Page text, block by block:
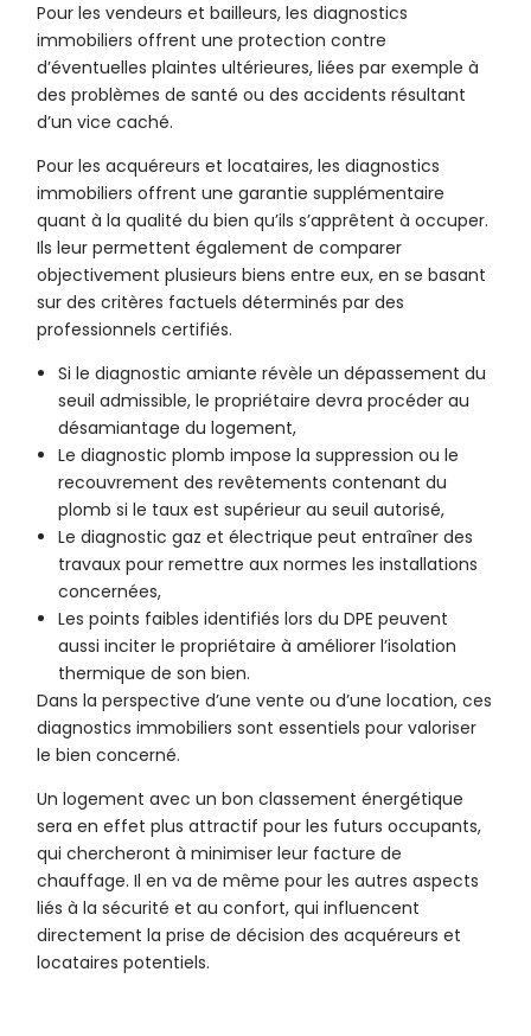
Pour les vendeurs et bailleurs, les diagnostics
immobiliers offrent une protection contre
d’éventuelles plaintes ultérieures, liées par exemple à
des problèmes de santé ou des accidents résultant
d’un vice caché.
Pour les acquéreurs et locataires, les diagnostics
immobiliers offrent une garantie supplémentaire
quant à la qualité du bien qu’ils s’apprêtent à occuper.
Ils leur permettent également de comparer
objectivement plusieurs biens entre eux, en se basant
sur des critères factuels déterminés par des
professionnels certifiés.
Si le diagnostic amiante révèle un dépassement du
seuil admissible, le propriétaire devra procéder au
désamiantage du logement,
Le diagnostic plomb impose la suppression ou le
recouvrement des revêtements contenant du
plomb si le taux est supérieur au seuil autorisé,
Le diagnostic gaz et électrique peut entraîner des
travaux pour remettre aux normes les installations
concernées,
Les points faibles identifiés lors du DPE peuvent
aussi inciter le propriétaire à améliorer l’isolation
thermique de son bien.
Dans la perspective d’une vente ou d’une location, ces
diagnostics immobiliers sont essentiels pour valoriser
le bien concerné.
Un logement avec un bon classement énergétique
sera en effet plus attractif pour les futurs occupants,
qui chercheront à minimiser leur facture de
chauffage. Il en va de même pour les autres aspects
liés à la sécurité et au confort, qui influencent
directement la prise de décision des acquéreurs et
locataires potentiels.